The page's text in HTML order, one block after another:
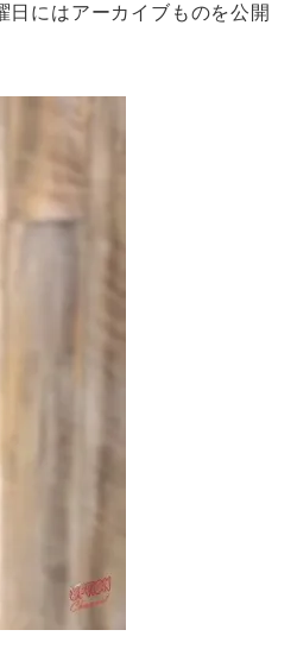
にはアーカイブものを公開